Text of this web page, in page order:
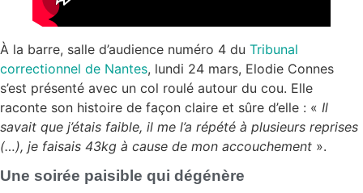
À la barre, salle d’audience numéro 4 du Tribunal
correctionnel de Nantes, lundi 24 mars, Elodie Connes
s’est présenté avec un col roulé autour du cou. Elle
raconte son histoire de façon claire et sûre d’elle : « Il
savait que j’étais faible, il me l’a répété à plusieurs reprises
(…), je faisais 43kg à cause de mon accouchement ».
Une soirée paisible qui dégénère